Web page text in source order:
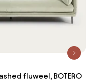
fluweel, BOTERO